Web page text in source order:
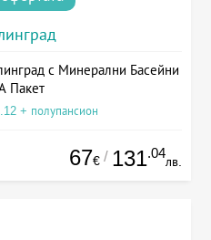
с Минерални Басейни
Пакет
+ полупансион
67€ / 131.04
лв.